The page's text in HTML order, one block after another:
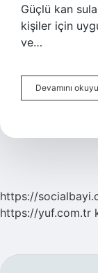
Güçlü kan
kişiler için
ve…
Devamını
https://
https://yuf.com.tr